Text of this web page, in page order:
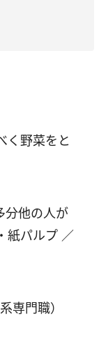
く野菜をと
分他の人が
紙パルプ ／
専門職）